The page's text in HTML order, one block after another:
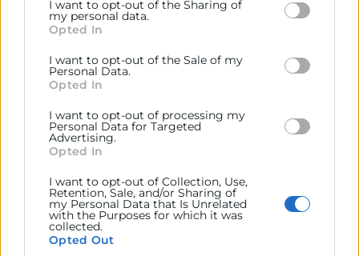
including but not limited to your visit or usage
behaviour. You may click to grant or deny consent to
below specified purposes in below Google consent
section.
I want to opt-out of the Sharing of
my personal data.
Opted In
I want to opt-out of the Sale of my
Personal Data.
Opted In
I want to opt-out of processing my
Personal Data for Targeted
Advertising.
Opted In
I want to opt-out of Collection, Use,
Retention, Sale, and/or Sharing of
my Personal Data that Is Unrelated
with the Purposes for which it was
collected.
Opted Out
consumidores. En ese aspecto, se tendrán
que valorar los diferentes tipos de
preparación de pedidos para
escoger la
técnica más útil en cada caso
, agilizando
costes operativos.
diseño de almacenestiene un impacto
directo en la eficiencia de la preparación
de pedidos. Al organizar los productos de